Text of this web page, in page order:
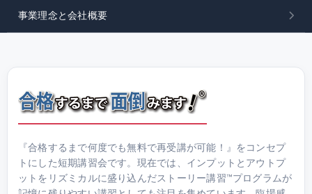
事業理念と会社概要
『合格するまで何度でも無料で再受講が可能！』をコンセプ
トにした短期講習会です。現在では、インプットとアウトプ
ットをリズミカルに盛り込んだストーリー講習™プログラムが